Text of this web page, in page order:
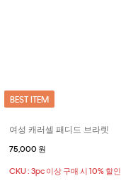
BEST ITEM
여성 캐러셀 패디드 브라렛
75,000 원
CKU : 3pc 이상 구매 시 10% 할인